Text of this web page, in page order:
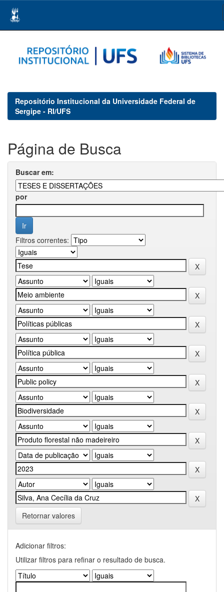
navigation
Repositório Institucional da Universidade Federal de
Sergipe - RI/UFS
Página de Busca
Buscar em:
por
Filtros correntes:
Retornar valores
Adicionar filtros:
Utilizar filtros para refinar o resultado de busca.